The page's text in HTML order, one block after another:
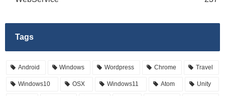
Tags
Android Windows Wordpress Chrome Travel
Windows10 OSX Windows11 Atom Unity